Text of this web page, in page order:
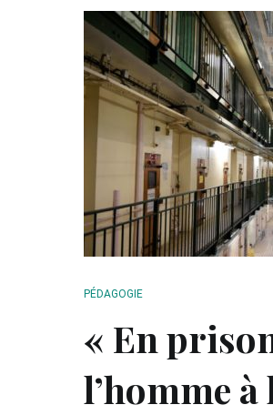
PÉDAGOGIE
« En
l’homme à